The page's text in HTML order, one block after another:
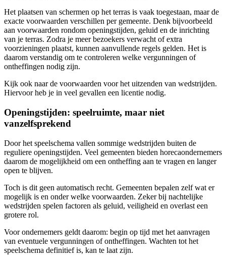
Het plaatsen van schermen op het terras is vaak toegestaan, maar de
exacte voorwaarden verschillen per gemeente. Denk bijvoorbeeld
aan voorwaarden rondom openingstijden, geluid en de inrichting
van je terras. Zodra je meer bezoekers verwacht of extra
voorzieningen plaatst, kunnen aanvullende regels gelden. Het is
daarom verstandig om te controleren welke vergunningen of
ontheffingen nodig zijn.
Kijk ook naar de voorwaarden voor het uitzenden van wedstrijden.
Hiervoor heb je in veel gevallen een licentie nodig.
Openingstijden: speelruimte, maar niet
vanzelfsprekend
Door het speelschema vallen sommige wedstrijden buiten de
reguliere openingstijden. Veel gemeenten bieden horecaondernemers
daarom de mogelijkheid om een ontheffing aan te vragen en langer
open te blijven.
Toch is dit geen automatisch recht. Gemeenten bepalen zelf wat er
mogelijk is en onder welke voorwaarden. Zeker bij nachtelijke
wedstrijden spelen factoren als geluid, veiligheid en overlast een
grotere rol.
Voor ondernemers geldt daarom: begin op tijd met het aanvragen
van eventuele vergunningen of ontheffingen. Wachten tot het
speelschema definitief is, kan te laat zijn.